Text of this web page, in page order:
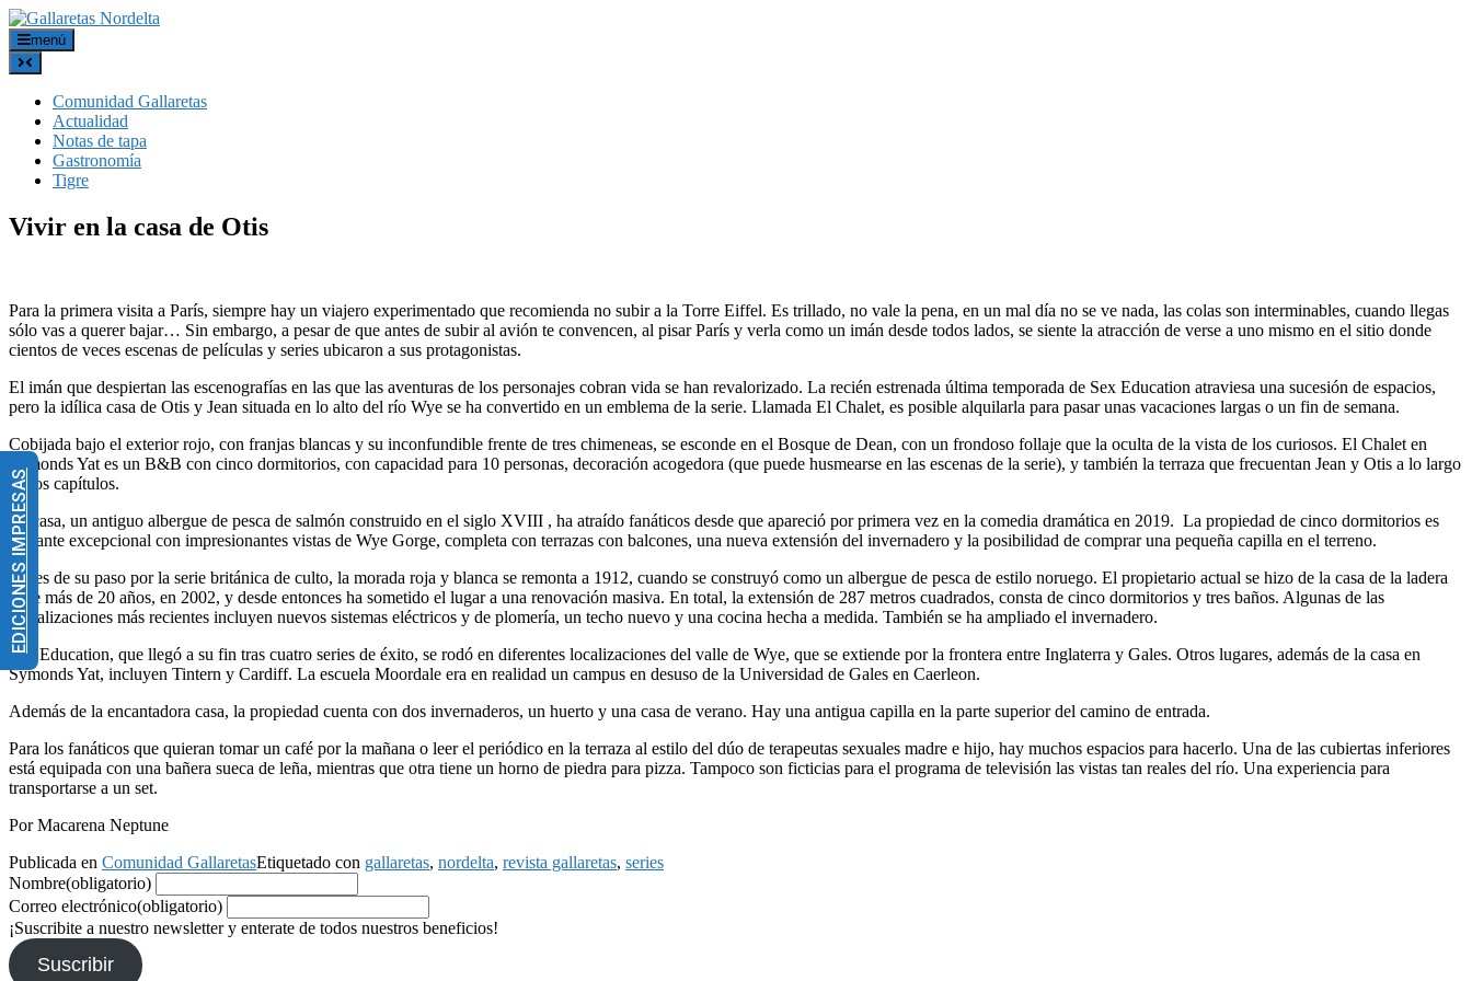
menú
Comunidad Gallaretas
Actualidad
Notas de tapa
Gastronomía
Tigre
Vivir en la casa de Otis
Para la primera visita a París, siempre hay un viajero experimentado que recomienda no subir a la Torre Eiffel. Es trillado, no vale la pena, en un mal día no se ve nada, las colas son interminables, cuando llegas
sólo vas a querer bajar… Sin embargo, a pesar de que antes de subir al avión te convencen, al pisar París y verla como un imán desde todos lados, se siente la atracción de verse a uno mismo en el sitio donde
cientos de veces escenas de películas y series ubicaron a sus protagonistas.
El imán que despiertan las escenografías en las que las aventuras de los personajes cobran vida se han revalorizado. La recién estrenada última temporada de Sex Education atraviesa una sucesión de espacios,
pero la idílica casa de Otis y Jean situada en lo alto del río Wye se ha convertido en un emblema de la serie. Llamada El Chalet, es posible alquilarla para pasar unas vacaciones largas o un fin de semana.
Cobijada bajo el exterior rojo, con franjas blancas y su inconfundible frente de tres chimeneas, se esconde en el Bosque de Dean, con un frondoso follaje que la oculta de la vista de los curiosos. El Chalet en
Symonds Yat es un B&B con cinco dormitorios, con capacidad para 10 personas, decoración acogedora (que puede husmearse en las escenas de la serie), y también la terraza que frecuentan Jean y Otis a lo largo
de los capítulos.
La casa, un antiguo albergue de pesca de salmón construido en el siglo XVIII , ha atraído fanáticos desde que apareció por primera vez en la comedia dramática en 2019. La propiedad de cinco dormitorios es
bastante excepcional con impresionantes vistas de Wye Gorge, completa con terrazas con balcones, una nueva extensión del invernadero y la posibilidad de comprar una pequeña capilla en el terreno.
Antes de su paso por la serie británica de culto, la morada roja y blanca se remonta a 1912, cuando se construyó como un albergue de pesca de estilo noruego. El propietario actual se hizo de la casa de la ladera
hace más de 20 años, en 2002, y desde entonces ha sometido el lugar a una renovación masiva. En total, la extensión de 287 metros cuadrados, consta de cinco dormitorios y tres baños. Algunas de las
actualizaciones más recientes incluyen nuevos sistemas eléctricos y de plomería, un techo nuevo y una cocina hecha a medida. También se ha ampliado el invernadero.
Sex Education, que llegó a su fin tras cuatro series de éxito, se rodó en diferentes localizaciones del valle de Wye, que se extiende por la frontera entre Inglaterra y Gales. Otros lugares, además de la casa en
Symonds Yat, incluyen Tintern y Cardiff. La escuela Moordale era en realidad un campus en desuso de la Universidad de Gales en Caerleon.
Además de la encantadora casa, la propiedad cuenta con dos invernaderos, un huerto y una casa de verano. Hay una antigua capilla en la parte superior del camino de entrada.
Para los fanáticos que quieran tomar un café por la mañana o leer el periódico en la terraza al estilo del dúo de terapeutas sexuales madre e hijo, hay muchos espacios para hacerlo. Una de las cubiertas inferiores
está equipada con una bañera sueca de leña, mientras que otra tiene un horno de piedra para pizza. Tampoco son ficticias para el programa de televisión las vistas tan reales del río. Una experiencia para
transportarse a un set.
Por Macarena Neptune
Publicada en Comunidad GallaretasEtiquetado con gallaretas, nordelta, revista gallaretas, series
Nombre(obligatorio)
Correo electrónico(obligatorio)
¡Suscribite a nuestro newsletter y enterate de todos nuestros beneficios!
Suscribir
EDICIONES IMPRESAS